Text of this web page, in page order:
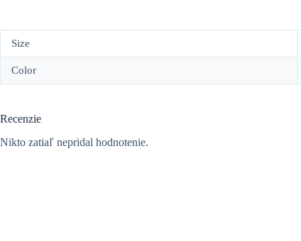
Size
Color
Recenzie
Nikto zatiaľ nepridal hodnotenie.